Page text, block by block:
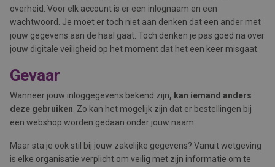
overheid. Voor elk account is er een inlognaam en een
wachtwoord. Je moet er toch niet aan denken dat een ander met
jouw gegevens aan de haal gaat. Toch denken je pas goed na over
jouw digitale veiligheid op het moment dat het een keer misgaat.
Gevaar
Wanneer jouw inloggegevens bekend zijn, kan iemand anders
deze gebruiken . Zo kan het mogelijk zijn dat er bestellingen bij
een webshop worden gedaan onder jouw naam.
Maar sta je ook stil bij jouw zakelijke gegevens? Vanuit wetgeving
is elke organisatie verplicht om veilig met zijn informatie om te